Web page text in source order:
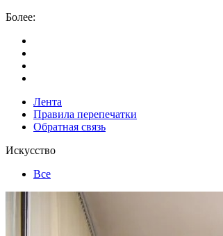
Более:
Лента
Правила перепечатки
Обратная связь
Искусство
Все